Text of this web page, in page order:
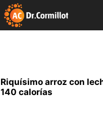
Riquísimo arroz con
140 calorías